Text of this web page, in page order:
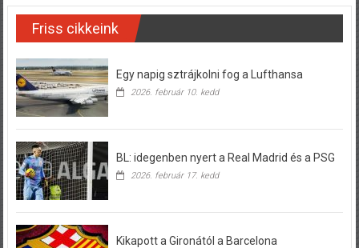
Friss cikkeink
Egy napig sztrájkolni fog a Lufthansa
2026. február 10. kedd
BL: idegenben nyert a Real Madrid és a PSG
2026. február 17. kedd
Kikapott a Gironától a Barcelona